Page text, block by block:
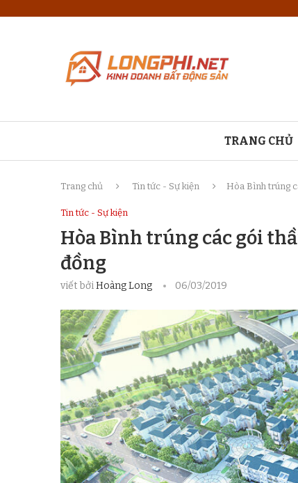
TRANG CHỦ
Trang chủ Tin tức - Sự kiện Hòa Bình trúng
Tin tức - Sự kiện
Hòa Bình trúng các gói
đồng
viết bởiHoàng Long 06/03/2019